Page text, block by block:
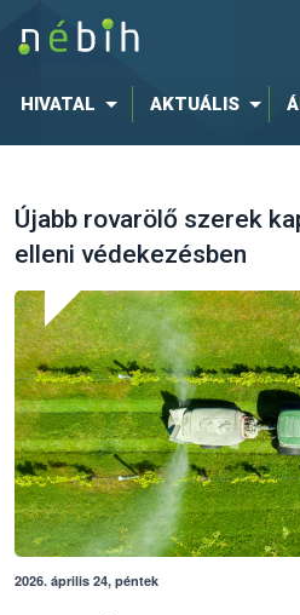
HIVATAL AKTUÁLIS
Újabb rovarölő szerek
elleni védekezésben
2026. április 24, péntek